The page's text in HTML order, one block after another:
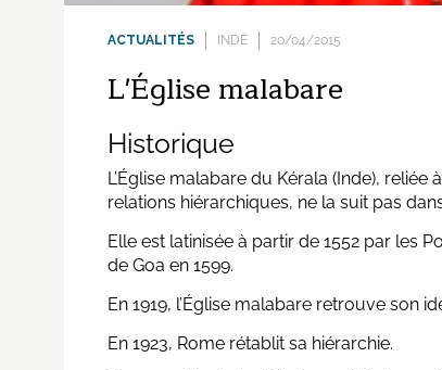
ACTUALITÉS INDE 20/04/2015
L'Église malabare
Historique
L’Église malabare du Kérala (Inde), reliée
relations hiérarchiques, ne la suit pas
Elle est latinisée à partir de 1552 par les
de Goa en 1599.
En 1919, l’Église malabare retrouve son
En 1923, Rome rétablit sa hiérarchie.